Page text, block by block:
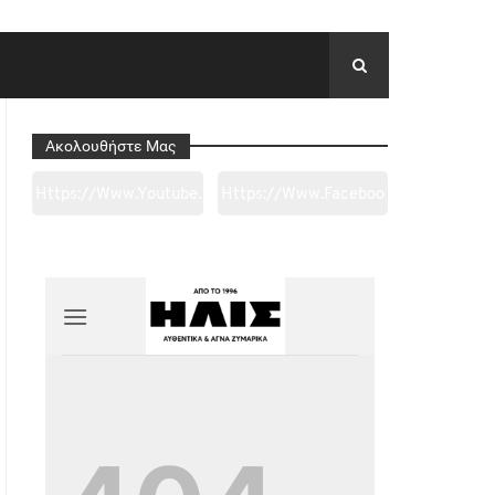
Ακολουθήστε Μας
2ge3sheyTkgpAkeBan
Ref=pages_you_mana